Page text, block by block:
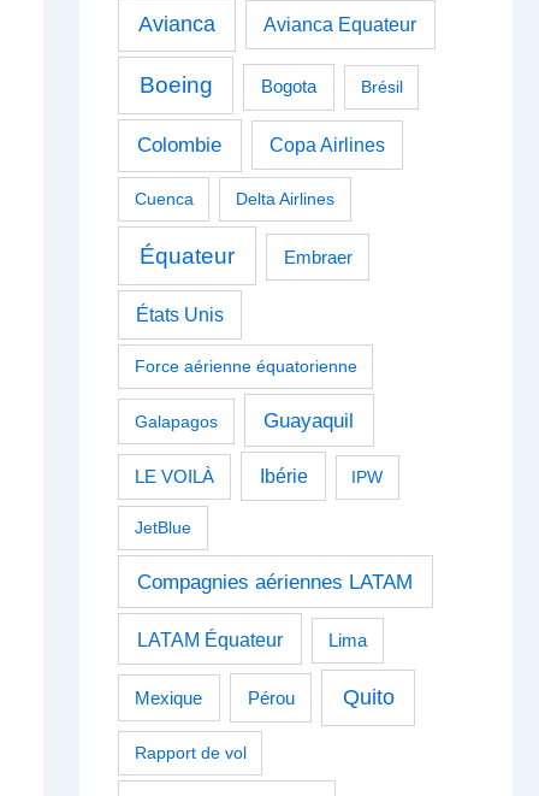
Avianca Avianca Equateur
Boeing Bogota Brésil
Colombie Copa Airlines
Cuenca Delta Airlines
Équateur Embraer
États Unis
Force aérienne équatorienne
Galapagos Guayaquil
LE VOILÀ Ibérie IPW
JetBlue
Compagnies aériennes LATAM
LATAM Équateur Lima
Mexique Pérou Quito
Rapport de vol